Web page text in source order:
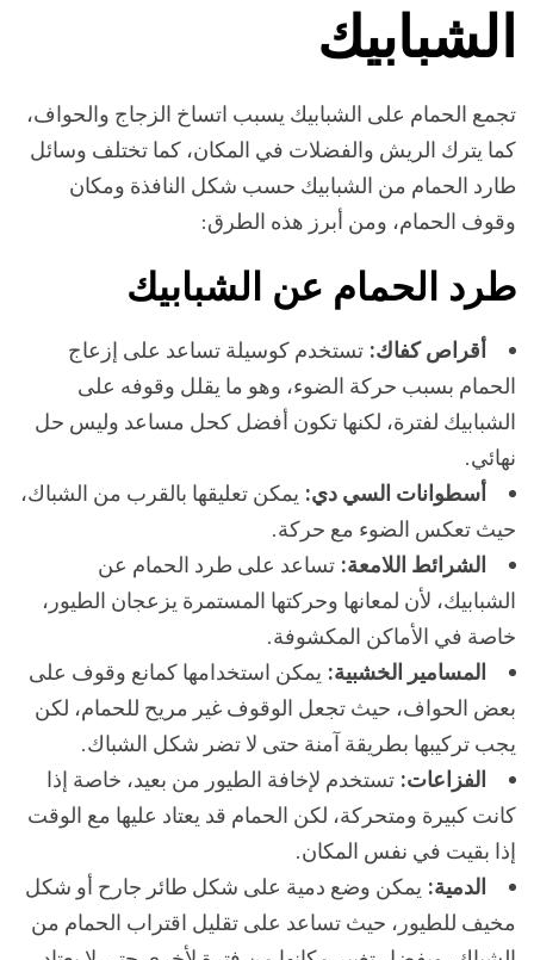
الشبابيك
تجمع الحمام على الشبابيك يسبب اتساخ الزجاج والحواف،
كما يترك الريش والفضلات في المكان، كما تختلف وسائل
طارد الحمام من الشبابيك حسب شكل النافذة ومكان
وقوف الحمام، ومن أبرز هذه الطرق:
طرد الحمام عن الشبابيك
أقراص كفاك: تستخدم كوسيلة تساعد على إزعاج
الحمام بسبب حركة الضوء، وهو ما يقلل وقوفه على
الشبابيك لفترة، لكنها تكون أفضل كحل مساعد وليس حل
نهائي.
أسطوانات السي دي: يمكن تعليقها بالقرب من الشباك،
حيث تعكس الضوء مع حركة.
الشرائط اللامعة: تساعد على طرد الحمام عن
الشبابيك، لأن لمعانها وحركتها المستمرة يزعجان الطيور،
خاصة في الأماكن المكشوفة.
المسامير الخشبية: يمكن استخدامها كمانع وقوف على
بعض الحواف، حيث تجعل الوقوف غير مريح للحمام، لكن
يجب تركيبها بطريقة آمنة حتى لا تضر شكل الشباك.
الفزاعات: تستخدم لإخافة الطيور من بعيد، خاصة إذا
كانت كبيرة ومتحركة، لكن الحمام قد يعتاد عليها مع الوقت
إذا بقيت في نفس المكان.
الدمية: يمكن وضع دمية على شكل طائر جارح أو شكل
مخيف للطيور، حيث تساعد على تقليل اقتراب الحمام من